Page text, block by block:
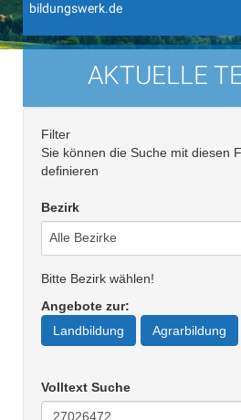
bildungswerk.de
AKTUELLE
Filter
Sie können die Suche mit diesen
definieren
Bezirk
Bitte Bezirk wählen!
Angebote zur:
Landbildung
Agrarbildung
Volltext Suche